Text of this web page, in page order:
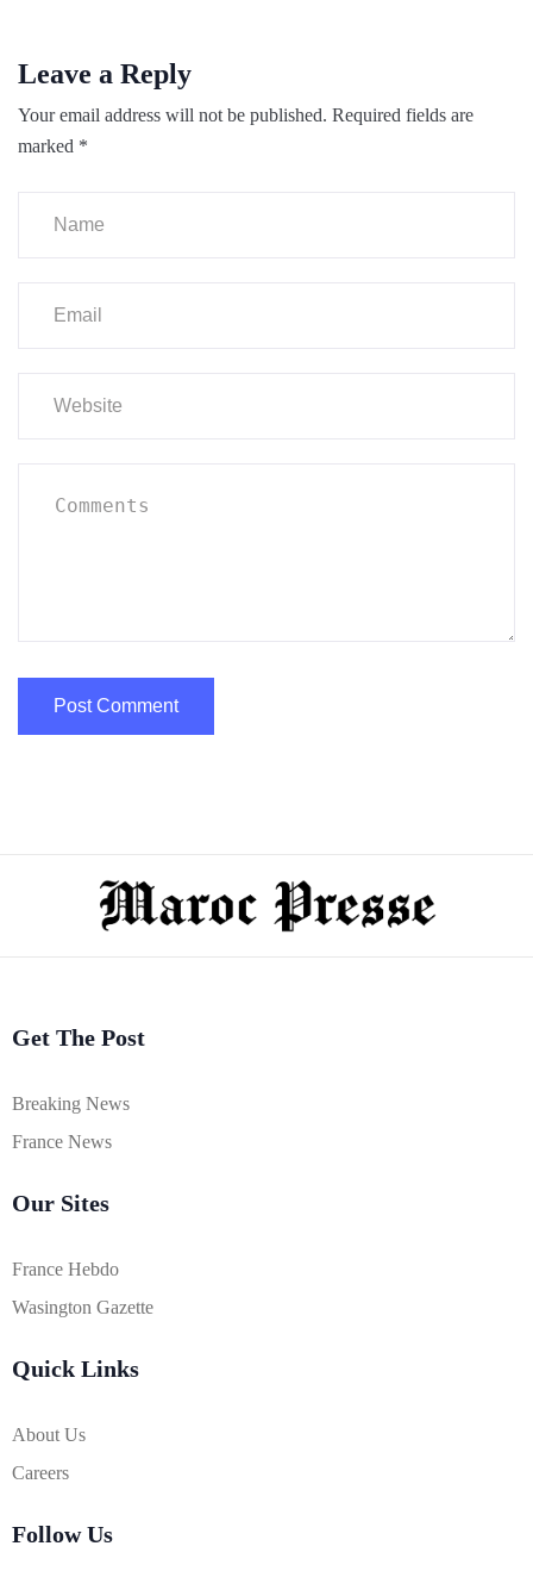
Leave a Reply
Your email address will not be published. Required fields are
marked *
Get The Post
Breaking News
France News
Our Sites
France Hebdo
Wasington Gazette
Quick Links
About Us
Careers
Follow Us